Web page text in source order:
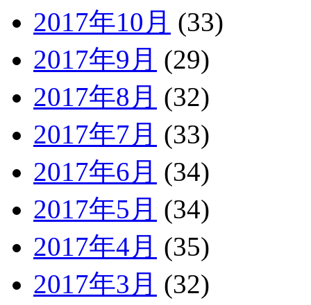
2017年10月 (33)
2017年9月 (29)
2017年8月 (32)
2017年7月 (33)
2017年6月 (34)
2017年5月 (34)
2017年4月 (35)
2017年3月 (32)